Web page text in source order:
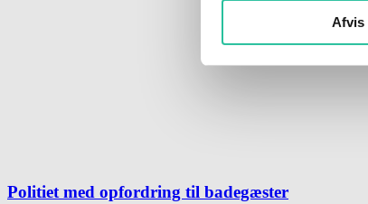
Afvis
Politiet med opfordring til badegæster